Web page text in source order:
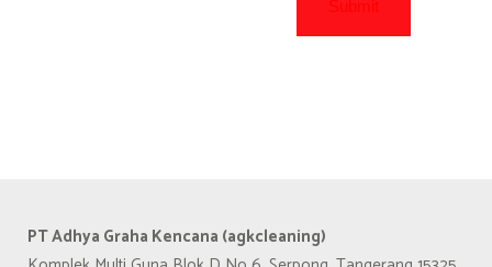
PT Adhya Graha Kencana (agkcleaning)